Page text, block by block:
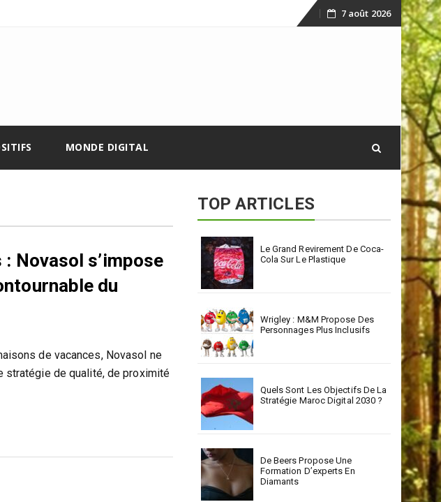
Skip
7 août 2026
MONDE DIGITAL
Novasol s’impose
du
de vacances, Novasol ne
stratégie de qualité, de proximité
TOP ARTICLES
Le Grand Revirement De Coca-
Cola Sur Le Plastique
Wrigley : M&M Propose Des
Personnages Plus Inclusifs
Quels Sont Les Objectifs De La
Stratégie Maroc Digital 2030 ?
De Beers Propose Une
Formation D’experts En
Diamants